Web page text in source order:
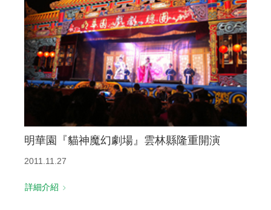
明華園『貓神魔幻劇場』雲林縣隆重開演
2011.11.27
詳細介紹